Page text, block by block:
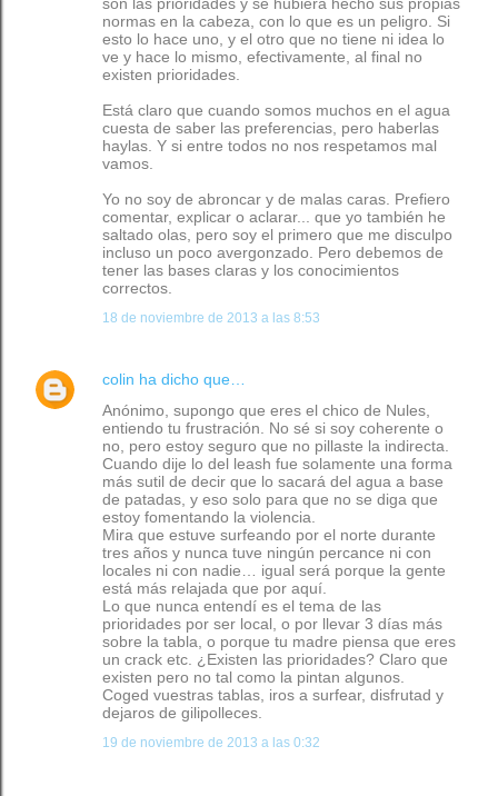
son las prioridades y se hubiera hecho sus propias
normas en la cabeza, con lo que es un peligro. Si
esto lo hace uno, y el otro que no tiene ni idea lo
ve y hace lo mismo, efectivamente, al final no
existen prioridades.
Está claro que cuando somos muchos en el agua
cuesta de saber las preferencias, pero haberlas
haylas. Y si entre todos no nos respetamos mal
vamos.
Yo no soy de abroncar y de malas caras. Prefiero
comentar, explicar o aclarar... que yo también he
saltado olas, pero soy el primero que me disculpo
incluso un poco avergonzado. Pero debemos de
tener las bases claras y los conocimientos
correctos.
18 de noviembre de 2013 a las 8:53
colin ha dicho que…
Anónimo, supongo que eres el chico de Nules,
entiendo tu frustración. No sé si soy coherente o
no, pero estoy seguro que no pillaste la indirecta.
Cuando dije lo del leash fue solamente una forma
más sutil de decir que lo sacará del agua a base
de patadas, y eso solo para que no se diga que
estoy fomentando la violencia.
Mira que estuve surfeando por el norte durante
tres años y nunca tuve ningún percance ni con
locales ni con nadie… igual será porque la gente
está más relajada que por aquí.
Lo que nunca entendí es el tema de las
prioridades por ser local, o por llevar 3 días más
sobre la tabla, o porque tu madre piensa que eres
un crack etc. ¿Existen las prioridades? Claro que
existen pero no tal como la pintan algunos.
Coged vuestras tablas, iros a surfear, disfrutad y
dejaros de gilipolleces.
19 de noviembre de 2013 a las 0:32